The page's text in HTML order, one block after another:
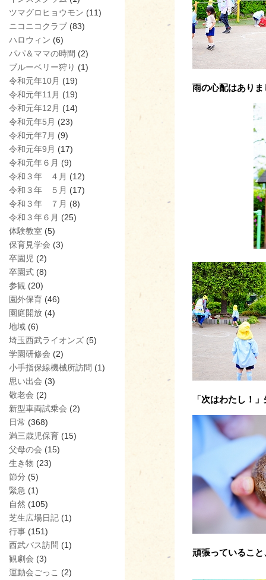
ツマグロヒョウモン (11)
ニコニコクラブ (83)
ハロウィン (6)
パパ＆ママの時間 (2)
ブルーベリー狩り (1)
令和元年10月 (19)
令和元年11月 (19)
令和元年12月 (14)
令和元年5月 (23)
令和元年7月 (9)
令和元年9月 (17)
令和元年６月 (9)
令和３年 ４月 (12)
令和３年 ５月 (17)
令和３年 ７月 (8)
令和３年６月 (25)
体験教室 (5)
保育見学会 (3)
卒園児 (2)
卒園式 (8)
参観 (20)
園外保育 (46)
園庭開放 (4)
地域 (6)
埼玉西武ライオンズ (5)
学園研修会 (2)
小手指保線機械所訪問 (1)
思い出会 (3)
敬老会 (2)
新型車両試乗会 (2)
日常 (368)
満三歳児保育 (15)
父母の会 (15)
生き物 (23)
節分 (5)
緊急 (1)
自然 (105)
芝生広場日記 (1)
行事 (151)
西武バス訪問 (1)
観劇会 (3)
運動会ごっこ (2)
雨の心配はあり
「次はわたし！
頑張っているこ